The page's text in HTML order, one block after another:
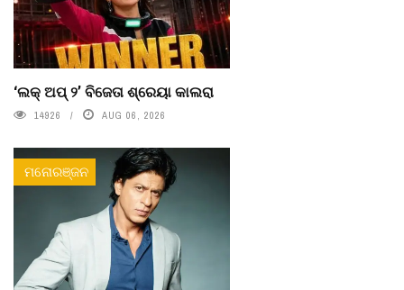
‘ଲକ୍ ଅପ୍ ୨’ ବିଜେତା ଶ୍ରେୟା କାଲରା
14926 AUG 06, 2026
ମନୋରଞ୍ଜନ